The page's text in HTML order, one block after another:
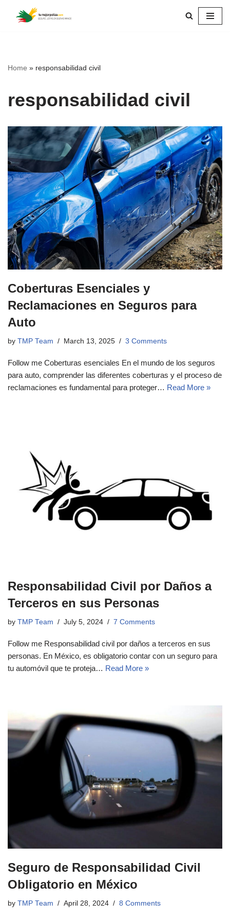
Home » responsabilidad civil
responsabilidad civil
Coberturas Esenciales y
Reclamaciones en Seguros para
Auto
by TMP Team March 13, 2025 3 Comments
Follow me Coberturas esenciales En el mundo de los seguros
para auto, comprender las diferentes coberturas y el proceso de
reclamaciones es fundamental para proteger… Read More »
Responsabilidad Civil por Daños a
Terceros en sus Personas
by TMP Team July 5, 2024 7 Comments
Follow me Responsabilidad civil por daños a terceros en sus
personas. En México, es obligatorio contar con un seguro para
tu automóvil que te proteja… Read More »
Seguro de Responsabilidad Civil
Obligatorio en México
by TMP Team April 28, 2024 8 Comments